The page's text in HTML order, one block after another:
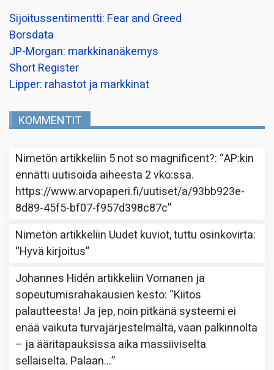
Sijoitussentimentti: Fear and Greed
Borsdata
JP-Morgan: markkinanäkemys
Short Register
Lipper: rahastot ja markkinat
KOMMENTIT
Nimetön artikkeliin 5 not so magnificent?: “AP:kin
ennätti uutisoida aiheesta 2 vko:ssa.
https://www.arvopaperi.fi/uutiset/a/93bb923e-
8d89-45f5-bf07-f957d398c87c”
Nimetön artikkeliin Uudet kuviot, tuttu osinkovirta:
“Hyvä kirjoitus”
Johannes Hidén artikkeliinVornanen ja
sopeutumisrahakausien kesto: “Kiitos
palautteesta! Ja jep, noin pitkänä systeemi ei
enää vaikuta turvajärjestelmältä, vaan palkinnolta
– ja ääritapauksissa aika massiiviselta
sellaiselta. Palaan…”